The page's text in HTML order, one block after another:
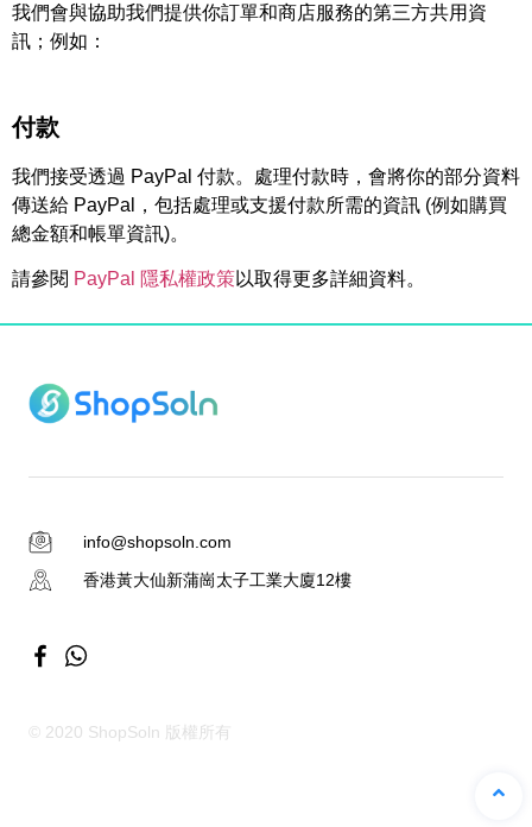
我們會與協助我們提供你訂單和商店服務的第三方共用資
訊；例如：
付款
我們接受透過 PayPal 付款。處理付款時，會將你的部分資料
傳送給 PayPal，包括處理或支援付款所需的資訊 (例如購買
總金額和帳單資訊)。
請參閱 PayPal 隱私權政策以取得更多詳細資料。
info@shopsoln.com
香港黃大仙新蒲崗太子工業大廈12樓
© 2020 ShopSoln 版權所有